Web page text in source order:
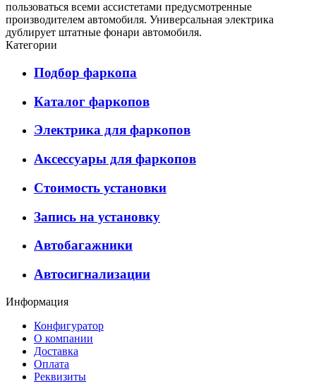
пользоваться всеми ассистетами предусмотренные
производителем автомобиля. Универсальная электрика
дублирует штатные фонари автомобиля.
Категории
Подбор фаркопа
Каталог фаркопов
Электрика для фаркопов
Аксессуары для фаркопов
Стоимость установки
Запись на установку
Автобагажники
Автосигнализации
Информация
Конфигуратор
О компании
Доставка
Оплата
Реквизиты